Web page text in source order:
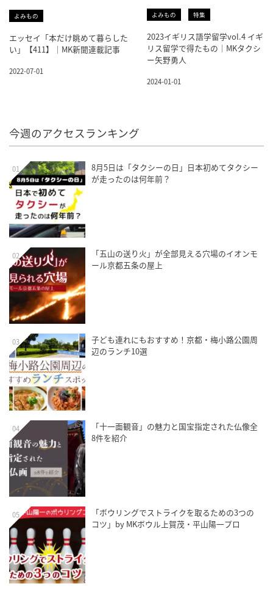
よみもの
エッセイ「本だけ眺めて暮らした
い」【411】｜MK新聞連載記事
2022-07-01
よみもの 特集
2023イギリス語学留学vol.4 イギ
リス留学で得たもの｜MKタクシ
ー矢野勇人
2024-01-01
今週のアクセスランキング
01
8月5日は「タクシーの日」日本初めてタクシー
が走ったのは何年前？
02
「五山の送り火」が全部見える穴場のイオンモ
ール京都五条の屋上
03
子ども連れにもおすすめ！京都・梅小路公園周
辺のランチ10選
04
「十一面観音」の魅力と国宝指定された仏像全
8件を紹介
05
「ボウリングでストライクを取るための3つの
コツ」by MKボウル上賀茂・平山陽一プロ